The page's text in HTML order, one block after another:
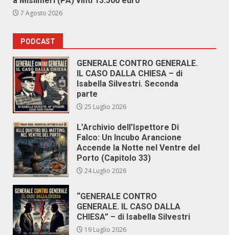
7 Agosto 2026
PODCAST
GENERALE CONTRO GENERALE.
IL CASO DALLA CHIESA – di
Isabella Silvestri. Seconda
parte
25 Luglio 2026
L’Archivio dell’Ispettore Di
Falco: Un Incubo Arancione
Accende la Notte nel Ventre del
Porto (Capitolo 33)
24 Luglio 2026
“GENERALE CONTRO
GENERALE. IL CASO DALLA
CHIESA” – di Isabella Silvestri
19 Luglio 2026